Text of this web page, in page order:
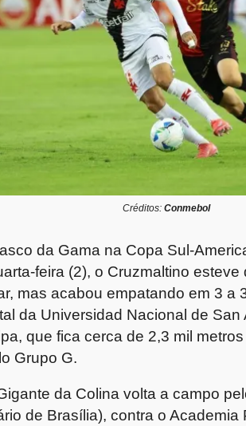
Créditos: Conmebol
da Gama na Copa Sul-
feira (2), o Cruzmaltino
mas acabou empatando em 3 a
da Universidad Nacional de
que fica cerca de 2,3 mil
Grupo G.
da Colina volta a campo
de Brasília), contra o